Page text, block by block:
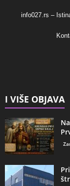
info027.rs –
I VIŠE OBJAVA